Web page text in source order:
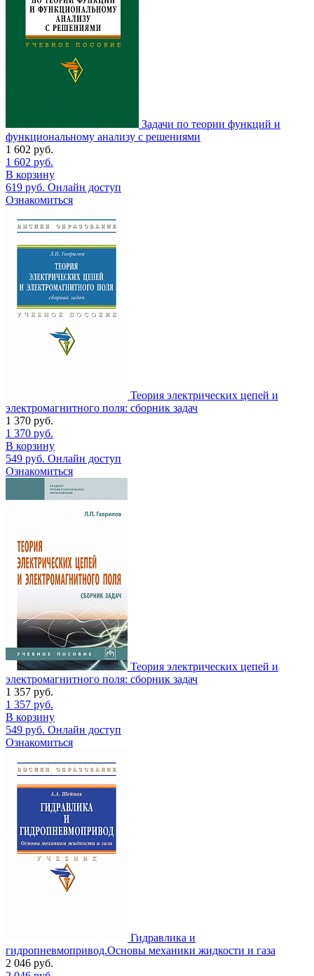
Задачи по теории функций и
функциональному анализу с решениями
1 602 руб.
1 602 руб.
В корзину
619 руб. Онлайн доступ
Ознакомиться
Теория электрических цепей и
электромагнитного поля: сборник задач
1 370 руб.
1 370 руб.
В корзину
549 руб. Онлайн доступ
Ознакомиться
Теория электрических цепей и
электромагнитного поля: сборник задач
1 357 руб.
1 357 руб.
В корзину
549 руб. Онлайн доступ
Ознакомиться
Гидравлика и
гидропневмопривод.Основы механики жидкости и газа
2 046 руб.